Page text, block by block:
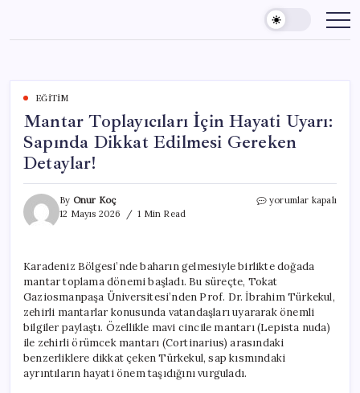
content
EĞITIM
Mantar Toplayıcıları İçin Hayati Uyarı:
Sapında Dikkat Edilmesi Gereken
Detaylar!
By Onur Koç
12 Mayıs 2026
1 Min Read
Mantar
Sapında
Dikkat
Edilmesi
Gereken
Detaylar!
için
yorumlar kapalı
Karadeniz Bölgesi’nde baharın gelmesiyle birlikte doğada
mantar toplama dönemi başladı. Bu süreçte, Tokat
Gaziosmanpaşa Üniversitesi’nden Prof. Dr. İbrahim Türkekul,
zehirli mantarlar konusunda vatandaşları uyararak önemli
bilgiler paylaştı. Özellikle mavi cincile mantarı (Lepista nuda)
ile zehirli örümcek mantarı (Cortinarius) arasındaki
benzerliklere dikkat çeken Türkekul, sap kısmındaki
ayrıntıların hayati önem taşıdığını vurguladı.